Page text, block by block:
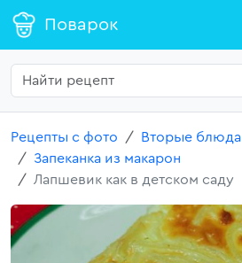
Поварок
Рецепты с фото Вторые блюда
Запеканка из макарон
Лапшевик как в детском саду